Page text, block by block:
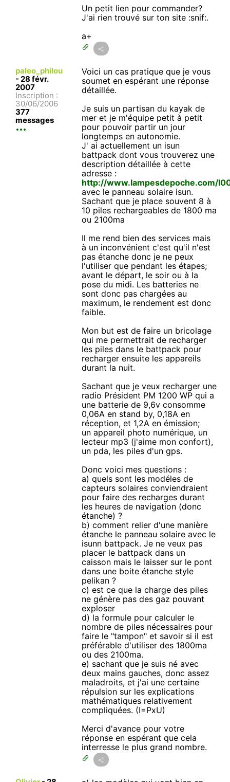
Un petit lien pour commander?
J'ai rien trouvé sur ton site :snif:.
a+
paleo_philou
- 28 févr.
2007
Inscription :
30/06/2006
377
messages
Voici un cas pratique que je vous
soumet en espérant une réponse
détaillée.
Je suis un partisan du kayak de
mer et je m'équipe petit à petit
pour pouvoir partir un jour
longtemps en autonomie.
J' ai actuellement un isun
battpack dont vous trouverez une
description détaillée à cette
adresse :
http://www.lampesdepoche.com/
avec le panneau solaire isun.
Sachant que je place souvent 8 à
10 piles rechargeables de 1800 ma
ou 2100ma
Il me rend bien des services mais
à un inconvénient c'est qu'il n'est
pas étanche donc je ne peux
l'utiliser que pendant les étapes;
avant le départ, le soir ou à la
pose du midi. Les batteries ne
sont donc pas chargées au
maximum, le rendement est donc
faible.
Mon but est de faire un bricolage
qui me permettrait de recharger
les piles dans le battpack pour
recharger ensuite les appareils
durant la nuit.
Sachant que je veux recharger une
radio Président PM 1200 WP qui a
une batterie de 9,6v consomme
0,06A en stand by, 0,18A en
réception, et 1,2A en émission;
un appareil photo numérique, un
lecteur mp3 (j'aime mon confort),
un pda, les piles d'un gps.
Donc voici mes questions :
a) quels sont les modéles de
capteurs solaires conviendraient
pour faire des recharges durant
les heures de navigation (donc
étanche) ?
b) comment relier d'une manière
étanche le panneau solaire avec le
isunn battpack. Je ne veux pas
placer le battpack dans un
caisson mais le laisser sur le pont
dans une boite étanche style
pelikan ?
c) est ce que la charge des piles
ne génère pas des gaz pouvant
exploser
d) la formule pour calculer le
nombre de piles nécessaires pour
faire le "tampon" et savoir si il est
préférable d'utiliser des 1800ma
ou des 2100ma.
e) sachant que je suis né avec
deux mains gauches, donc assez
maladroits, et j'ai une certaine
répulsion sur les explications
mathématiques relativement
compliquées. (I=PxU)
Merci d'avance pour votre
réponse en espérant que cela
interresse le plus grand nombre.